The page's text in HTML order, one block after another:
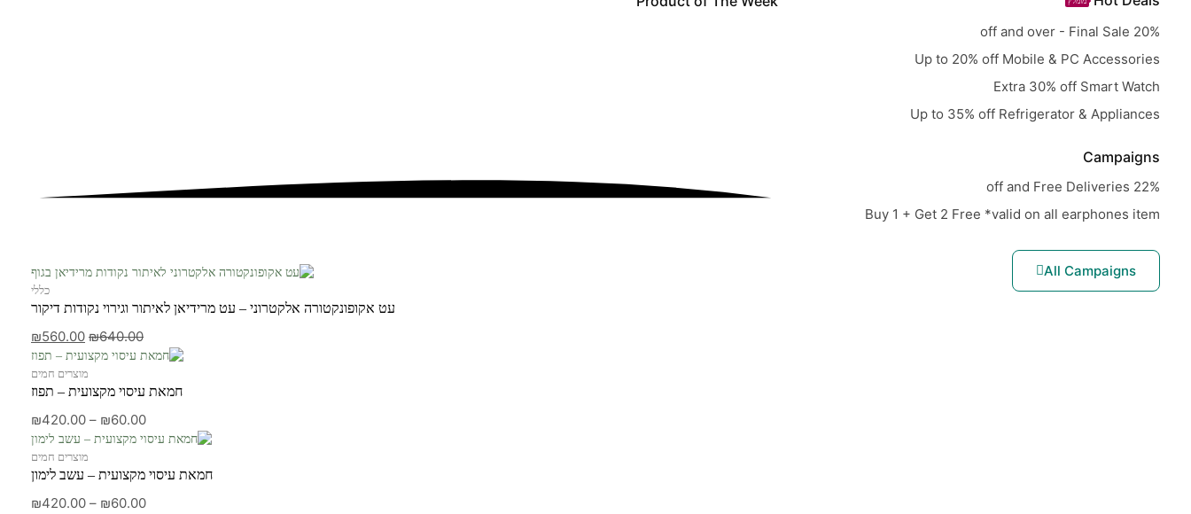
20% off and over - Final Sale
Up to 20% off Mobile & PC Accessories
Extra 30% off Smart Watch
Up to 35% off Refrigerator & Appliances
Campaigns
22% off and Free Deliveries
Buy 1 + Get 2 Free *valid on all earphones item
All Campaigns
כללי
עט אקופונקטורה אלקטרוני – עט מרידיאן לאיתור וגירוי נקודות דיקור
₪640.00
₪560.00
מוצרים חמים
חמאת עיסוי מקצועית – תפוז
₪60.00
–
₪420.00
מוצרים חמים
חמאת עיסוי מקצועית – עשב לימון
₪60.00
–
₪420.00